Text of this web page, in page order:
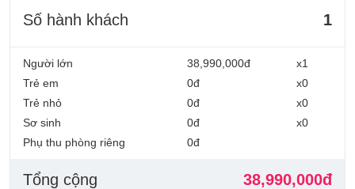
Số hành khách 1
Người lớn
Trẻ em
Trẻ nhỏ
Sơ sinh
Phụ thu phòng riêng
38,990,000đ
0đ
0đ
0đ
0đ
x1
x0
x0
x0
Tổng cộng 38,990,000đ